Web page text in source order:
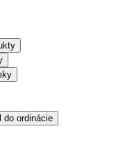
do ordinácie